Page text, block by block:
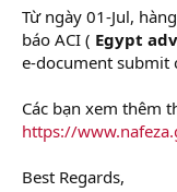
Từ ngày 01-Jul,
báo ACI ( Egypt
e-document submit
Các bạn xem thêm
https://
Best Regards,